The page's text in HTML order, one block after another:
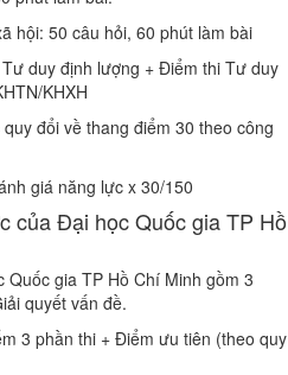
hội: 50 câu hỏi, 60 phút làm bài
duy định lượng + Điểm thi Tư duy
KHXH
đổi về thang điểm 30 theo công
giá năng lực x 30/150
của Đại học Quốc gia TP Hồ
gia TP Hồ Chí Minh gồm 3
quyết vấn đề.
3 phần thi + Điểm ưu tiên (theo quy